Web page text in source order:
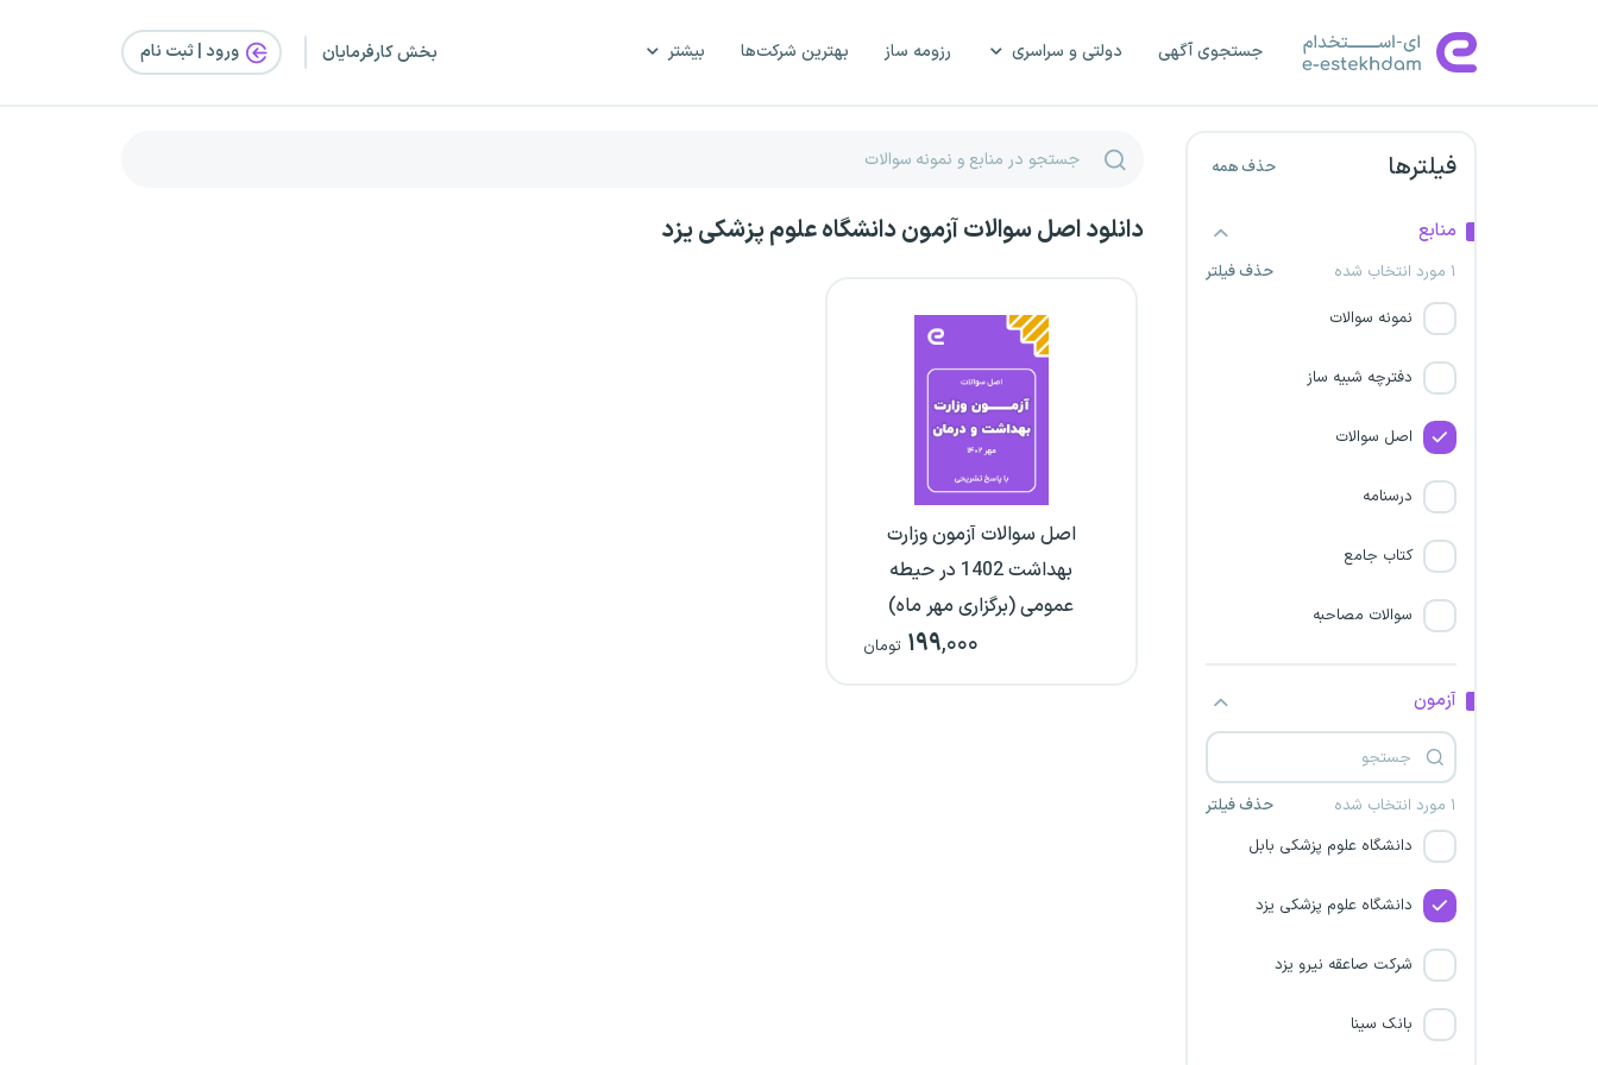
جستجوی آگهی دولتی و سراسری رزومه ساز بهترین شرکت‌ها بیشتر بخش کارفرمایان ورود | ثبت‌ نام
فیلترها حذف همه
منابع
۱ مورد انتخاب شده
حذف فیلتر
نمونه سوالات
دفترچه شبیه ساز
اصل سوالات
درسنامه
کتاب جامع
سوالات مصاحبه
آزمون
۱ مورد انتخاب شده حذف فیلتر
دانشگاه علوم پزشکی مشهد
دانشگاه علوم پزشکی مراغه
دانشگاه علوم پزشکی آبادان
مرکز درمانی قلب و عروق شهید
رجایی
دانشگاه علوم پزشکی کاشان
دانشگاه علوم پزشکی زابل
دانشگاه علوم پزشکی بابل
دانشگاه علوم پزشکی یزد
شرکت صاعقه نیرو یزد
بانک سینا
دانلود اصل سوالات آزمون دانشگاه علوم پزشکی یزد
اصل سوالات آزمون وزارت
بهداشت 1402 در حیطه
عمومی (برگزاری مهر ماه)
۱۹۹,۰۰۰ تومان